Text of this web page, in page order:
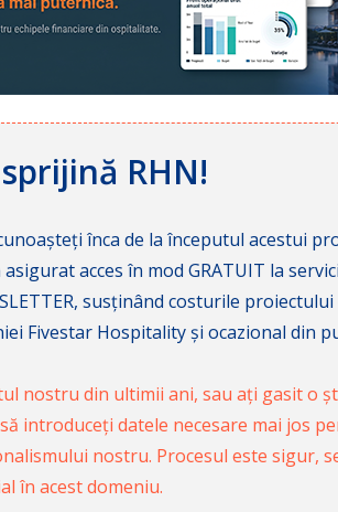
RHN!
înca de la începutul acestui
acces în mod GRATUIT la
susținând costurile
Fivestar Hospitality și ocazional din
nostru din ultimii ani, sau ați gasit o
introduceți datele necesare mai jos
nostru. Procesul este sigur,
în acest domeniu.